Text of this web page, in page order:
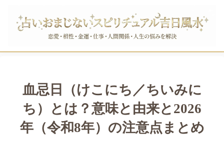
血忌日（けこにち／ちいみに
ち）とは？意味と由来と2026
年（令和8年）の注意点まとめ